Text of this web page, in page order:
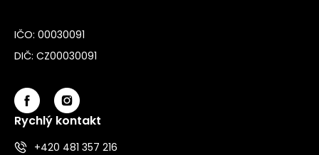
IČO: 00030091
DIČ: CZ00030091
Rychlý kontakt
+420 481 357 216